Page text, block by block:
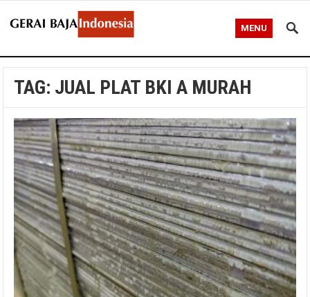
MENU
TAG: JUAL PLAT BKI A MURAH